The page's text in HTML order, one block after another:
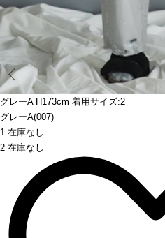
グレーA H173cm 着用サイズ:2
グレーA(007)
1 在庫なし
2 在庫なし
Prev